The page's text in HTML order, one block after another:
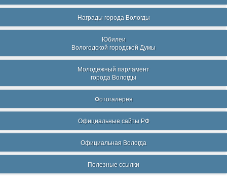
Награды города Вологды
Юбилеи
Вологодской городской Думы
Молодежный парламент
города Вологды
Фотогалерея
Официальные сайты РФ
Официальная Вологда
Полезные ссылки